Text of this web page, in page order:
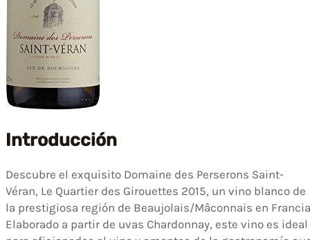
Introducción
Descubre el exquisito Domaine des Perserons Saint-
Véran, Le Quartier des Girouettes 2015, un vino blanco de
la prestigiosa región de Beaujolais/Mâconnais en
Elaborado a partir de uvas Chardonnay, este vino es ideal